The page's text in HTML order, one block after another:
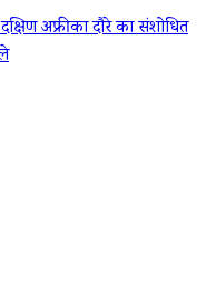
अफ्रीका दौरे का संशोधित